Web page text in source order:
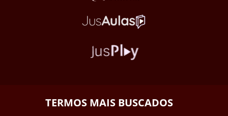
TERMOS MAIS BUSCADOS